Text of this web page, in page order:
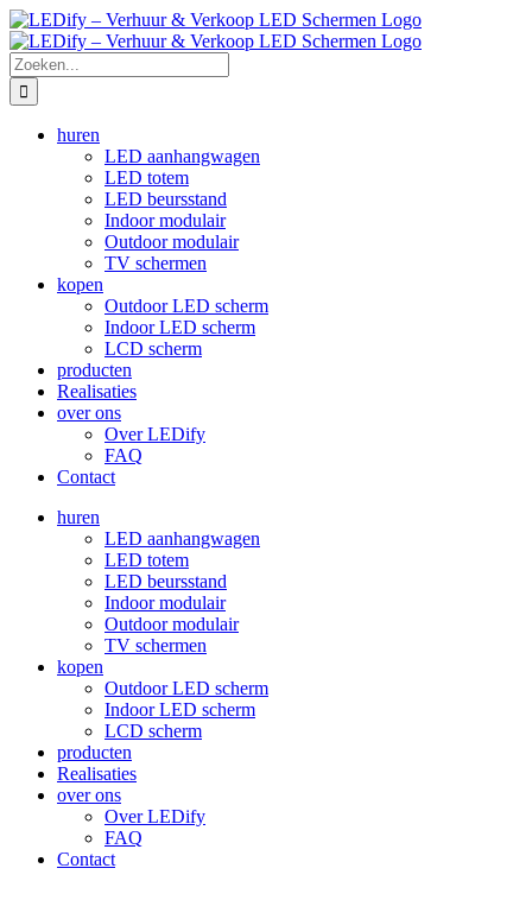
Ga
naar
inhoud
Zoeken
naar:
huren
LED aanhangwagen
LED totem
LED beursstand
Indoor modulair
Outdoor modulair
TV schermen
kopen
Outdoor LED scherm
Indoor LED scherm
LCD scherm
producten
Realisaties
over ons
Over LEDify
FAQ
Contact
huren
LED aanhangwagen
LED totem
LED beursstand
Indoor modulair
Outdoor modulair
TV schermen
kopen
Outdoor LED scherm
Indoor LED scherm
LCD scherm
producten
Realisaties
over ons
Over LEDify
FAQ
Contact